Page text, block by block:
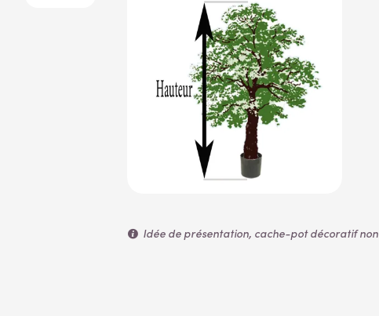
Idée de présentation, cache-pot décoratif non